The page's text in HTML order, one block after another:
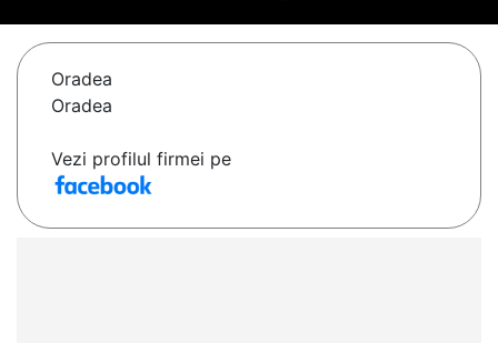
Oradea
Oradea
Vezi profilul firmei pe